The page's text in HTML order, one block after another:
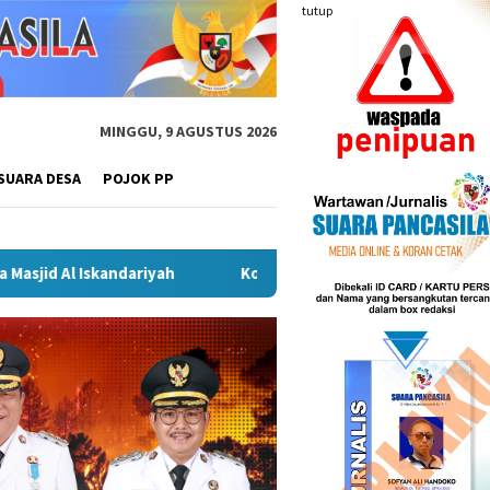
tutup
MINGGU, 9 AGUSTUS 2026
DESA POJOK PP
Kongres Kebudayaan Nusantara di Malang, Sekda